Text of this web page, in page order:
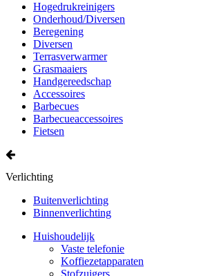
Hogedrukreinigers
Onderhoud/Diversen
Beregening
Diversen
Terrasverwarmer
Grasmaaiers
Handgereedschap
Accessoires
Barbecues
Barbecueaccessoires
Fietsen
Verlichting
Buitenverlichting
Binnenverlichting
Huishoudelijk
Vaste telefonie
Koffiezetapparaten
Stofzuigers